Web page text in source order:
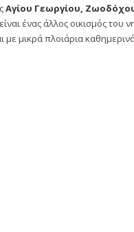
Αγίου Γεωργίου,
είναι ένας άλλος οικισμός του
με μικρά πλοιάρια